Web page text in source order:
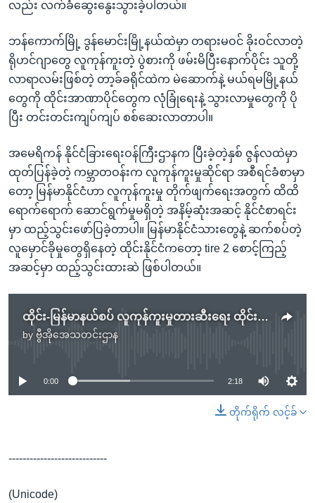
လည်း လက်ခံဆွေးနွေးသွားခဲ့ပါတယ်။
ဘန်ကောက်မြို့ ဒွန်မောင်းမြို့နယ်ထဲမှာ တရားမဝင် ခိုးဝင်လာတဲ့
ရိုဟင်ဂျာတွေ လူကုန်ကူးတဲ့ ပွဲစားကို ဖမ်းမိပြီးနောက်ပိုင်း သူတို့
လာရာလမ်းဖြစ်တဲ့ တာ့ခ်ခရိုင်ထဲက မဲဆောက်နဲ့ မယ်ရမမြို့နယ်
တွေကို ထိုင်းအာဏာပိုင်တွေက လုံခြုံရေးနဲ့ သွားလာမှုတွေကို ပို
ပြီး တင်းတင်းကျပ်ကျပ် စစ်ဆေးလာတာပါ။
အမေရိကန် နိုင်ငံခြားရေးဝန်ကြီးဌာနက ပြီးခဲ့တဲ့နှစ် ဇွန်လထဲမှာ
ထုတ်ပြန်ခဲ့တဲ့ ကမ္ဘာတဝန်းက လူကုန်ကူးမှုဆိုင်ရာ အစီရင်ခံစာမှာ
တော့ မြန်မာနိုင်ငံဟာ လူကုန်ကူးမှု တိုက်ဖျက်ရေးအတွက် ထိထိ
ရောက်ရောက် ဆောင်ရွက်မှုမရှိတဲ့ အနိမ့်ဆုံးအဆင့် နိုင်ငံစာရင်း
မှာ ထည့်သွင်းဖော်ပြခဲ့တာပါ။ မြန်မာနိုင်ငံသားတွေနဲ့ ဆက်စပ်တဲ့
လူမှောင်ခိုမှုတွေရှိနေတဲ့ ထိုင်းနိုင်ငံကတော့ tire 2 စောင့်ကြည့်
အဆင့်မှာ ထည့်သွင်းထားဆဲ ဖြစ်ပါတယ်။
ထိုင်း-မြန်မာနယ်စပ် လူကုန်ကူးမှုတားဆီးရေး ထိုင်းရဲချုပ် စစ်ဆေး
by ဗွီအိုအေသတင်းဌာန
No media source currently available
0:00 2:18
တိုက်ရိုက် လင့်ခ်
----------------------------
(Unicode)